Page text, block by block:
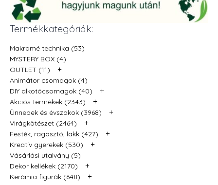
Termékkategóriák:
Makramé technika (53)
MYSTERY BOX (4)
OUTLET (11)
+
Animátor csomagok (4)
DIY alkotócsomagok (40)
+
Akciós termékek (2343) +
Ünnepek és évszakok (3968) +
Virágkötészet (2464) +
Festék, ragasztó, lakk (427) +
Kreatív gyerekek (530) +
Vásárlási utalvány (5)
Dekor kellékek (2170)
+
Kerámia figurák (648) +